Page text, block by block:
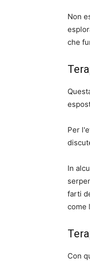
Non
che
Per
In
farti
come
Con